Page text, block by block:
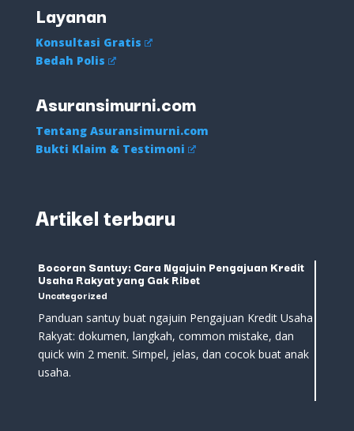
Layanan
Konsultasi Gratis
Bedah Polis
Asuransimurni.com
Tentang Asuransimurni.com
Bukti Klaim & Testimoni
Artikel terbaru
Bocoran Santuy: Cara Ngajuin Pengajuan Kredit
Usaha Rakyat yang Gak Ribet
Uncategorized
Panduan santuy buat ngajuin Pengajuan Kredit Usaha
Rakyat: dokumen, langkah, common mistake, dan
quick win 2 menit. Simpel, jelas, dan cocok buat anak
usaha.